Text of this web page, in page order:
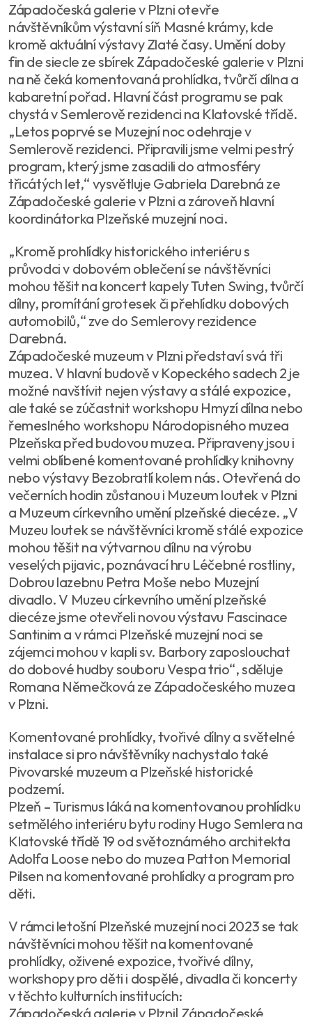
Západočeská galerie v Plzni otevře
návštěvníkům výstavní síň Masné krámy, kde
kromě aktuální výstavy Zlaté časy. Umění doby
fin de siecle ze sbírek Západočeské galerie v Plzni
na ně čeká komentovaná prohlídka, tvůrčí dílna a
kabaretní pořad. Hlavní část programu se pak
chystá v Semlerově rezidenci na Klatovské třídě.
„Letos poprvé se Muzejní noc odehraje v
Semlerově rezidenci. Připravili jsme velmi pestrý
program, který jsme zasadili do atmosféry
třicátých let,“ vysvětluje Gabriela Darebná ze
Západočeské galerie v Plzni a zároveň hlavní
koordinátorka Plzeňské muzejní noci.
„Kromě prohlídky historického interiéru s
průvodci v dobovém oblečení se návštěvníci
mohou těšit na koncert kapely Tuten Swing, tvůrčí
dílny, promítání grotesek či přehlídku dobových
automobilů,“ zve do Semlerovy rezidence
Darebná.
Západočeské muzeum v Plzni představí svá tři
muzea. V hlavní budově v Kopeckého sadech 2 je
možné navštívit nejen výstavy a stálé expozice,
ale také se zúčastnit workshopu Hmyzí dílna nebo
řemeslného workshopu Národopisného muzea
Plzeňska před budovou muzea. Připraveny jsou i
velmi oblíbené komentované prohlídky knihovny
nebo výstavy Bezobratlí kolem nás. Otevřená do
večerních hodin zůstanou i Muzeum loutek v Plzni
a Muzeum církevního umění plzeňské diecéze. „V
Muzeu loutek se návštěvníci kromě stálé expozice
mohou těšit na výtvarnou dílnu na výrobu
veselých pijavic, poznávací hru Léčebné rostliny,
Dobrou lazebnu Petra Moše nebo Muzejní
divadlo. V Muzeu církevního umění plzeňské
diecéze jsme otevřeli novou výstavu Fascinace
Santinim a v rámci Plzeňské muzejní noci se
zájemci mohou v kapli sv. Barbory zaposlouchat
do dobové hudby souboru Vespa trio“, sděluje
Romana Němečková ze Západočeského muzea
v Plzni.
Komentované prohlídky, tvořivé dílny a světelné
instalace si pro návštěvníky nachystalo také
Pivovarské muzeum a Plzeňské historické
podzemí.
Plzeň – Turismus láká na komentovanou prohlídku
setmělého interiéru bytu rodiny Hugo Semlera na
Klatovské třídě 19 od světoznámého architekta
Adolfa Loose nebo do muzea Patton Memorial
Pilsen na komentované prohlídky a program pro
děti.
V rámci letošní Plzeňské muzejní noci 2023 se tak
návštěvníci mohou těšit na komentované
prohlídky, oživené expozice, tvořivé dílny,
workshopy pro děti i dospělé, divadla či koncerty
v těchto kulturních institucích:
Západočeská galerie v Plzni| Západočeské